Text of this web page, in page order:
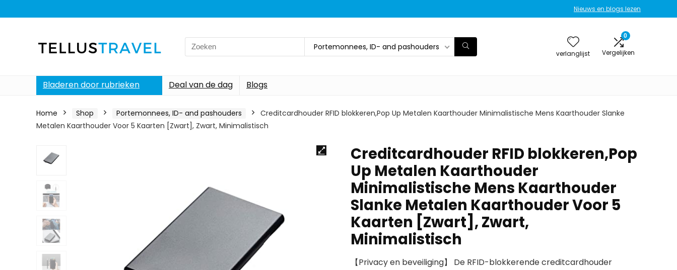
Nieuws en blogs lezen
Search
for:
Portemonnees, ID- and pashouders
verlanglijst
0
Vergelijken
Bladeren door rubrieken Deal van de dag Blogs
Home Shop Portemonnees, ID- and pashouders
Creditcardhouder RFID blokkeren,Pop Up Metalen Kaarthouder Minimalistische Mens Kaarthouder Slanke
Metalen Kaarthouder Voor 5 Kaarten [Zwart], Zwart, Minimalistisch
Creditcardhouder RFID blokkeren,Pop
Up Metalen Kaarthouder
Minimalistische Mens Kaarthouder
Slanke Metalen Kaarthouder Voor 5
Kaarten [Zwart], Zwart,
Minimalistisch
【Privacy en beveiliging】 De RFID-blokkerende creditcardhouder